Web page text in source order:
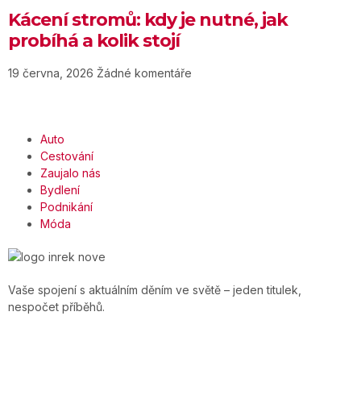
Kácení stromů: kdy je nutné, jak
probíhá a kolik stojí
19 června, 2026 Žádné komentáře
Auto
Cestování
Zaujalo nás
Bydlení
Podnikání
Móda
Vaše spojení s aktuálním děním ve světě – jeden titulek,
nespočet příběhů.